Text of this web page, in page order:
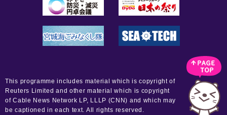
This programme includes material which is copyright of
Reuters Limited and other material which is copyright
of Cable News Network LP, LLLP (CNN) and which may
be captioned in each text. All rights reserved.